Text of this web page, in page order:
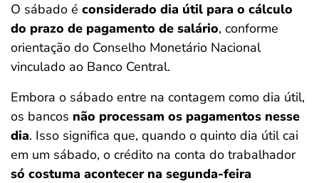
O sábado é considerado dia útil para o cálculo
do prazo de pagamento de salário, conforme
orientação do Conselho Monetário Nacional
vinculado ao Banco Central.
Embora o sábado entre na contagem como dia útil,
os bancos não processam os pagamentos nesse
dia. Isso significa que, quando o quinto dia útil cai
em um sábado, o crédito na conta do trabalhador
só costuma acontecer na segunda-feira